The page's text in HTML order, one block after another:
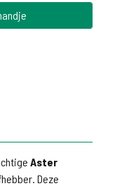
Aster
Deze